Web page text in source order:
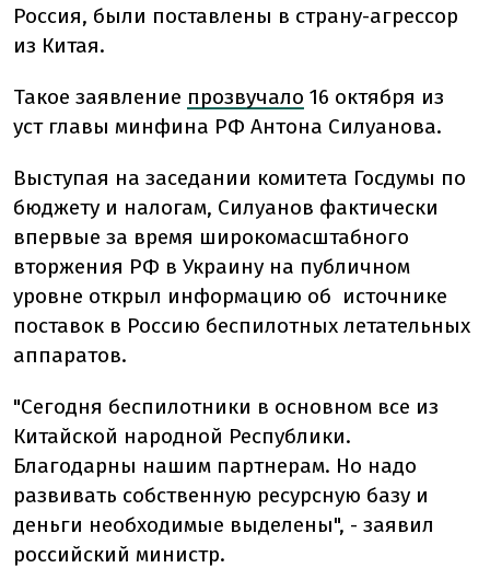
Россия, были поставлены в страну-агрессор
из Китая.
Такое заявление прозвучало 16 октября из
уст главы минфина РФ Антона Силуанова.
Выступая на заседании комитета Госдумы по
бюджету и налогам, Силуанов фактически
впервые за время широкомасштабного
вторжения РФ в Украину на публичном
уровне открыл информацию об источнике
поставок в Россию беспилотных летательных
аппаратов.
"Сегодня беспилотники в основном все из
Китайской народной Республики.
Благодарны нашим партнерам. Но надо
развивать собственную ресурсную базу и
деньги необходимые выделены", - заявил
российский министр.